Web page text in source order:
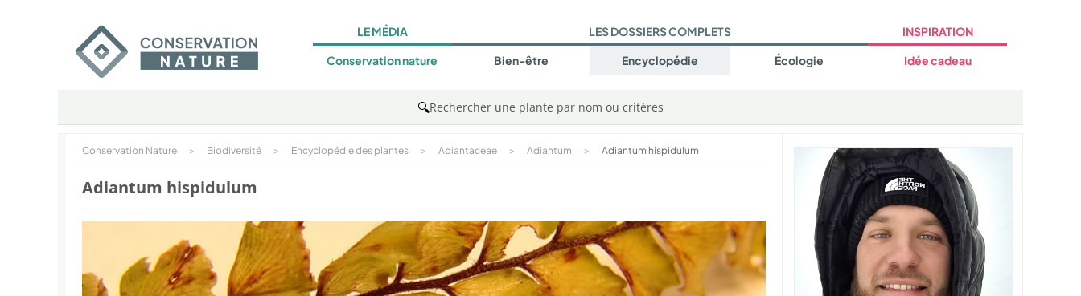
LE MÉDIA
Conservation nature
LES DOSSIERS COMPLETS
Bien-être Encyclopédie Écologie
INSPIRATION
Idée cadeau
🔍Rechercher une plante par nom ou critères
Conservation Nature > Biodiversité > Encyclopédie des plantes > Adiantaceae > Adiantum > Adiantum hispidulum
Adiantum hispidulum